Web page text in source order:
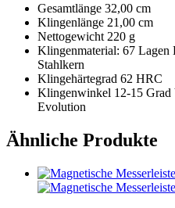
Gesamtlänge 32,00 cm
Klingenlänge 21,00 cm
Nettogewicht 220 g
Klingenmaterial: 67 Lagen
Stahlkern
Klingehärtegrad 62 HRC
Klingenwinkel 12-15 Grad
Evolution
Ähnliche Produkte